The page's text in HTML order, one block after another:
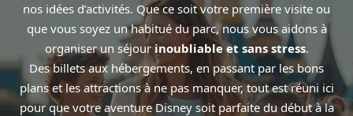
nos idées d’activités. Que ce soit votre première visite ou
que vous soyez un habitué du parc, nous vous aidons à
organiser un séjourinoubliable et sans stress.
Des billets aux hébergements, en passant par les bons
plans et les attractions à ne pas manquer, tout est réuni ici
pour que votre aventure Disney soit parfaite du début à la